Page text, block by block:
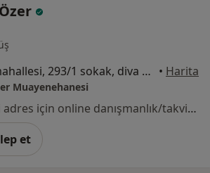
Mansuroğlu mahallesi, 293/1 sokak, diva plaza, no :10 , iç kapı no:12, Bayraklı • Harita
Muayenehanesi
Bu uzman ilgili adres için online danışmanlık/takvim sunmuyor.
et